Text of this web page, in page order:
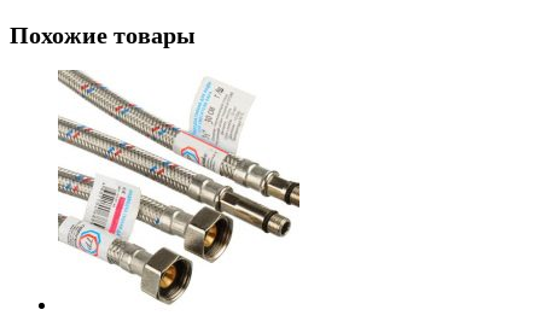
Похожие товары